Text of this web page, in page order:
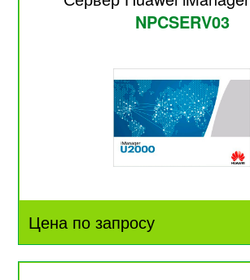
NPCSERV03
Цена по запросу